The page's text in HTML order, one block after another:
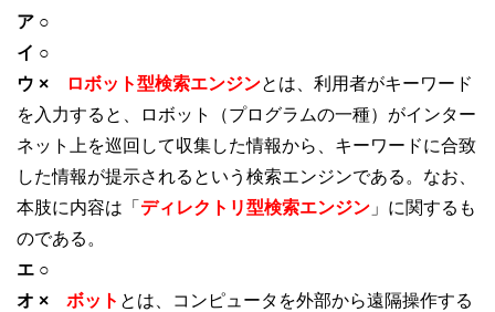
ア ○
イ ○
ウ ×
ロボット型検索エンジンとは、利用者がキーワード
を入力すると、ロボット（プログラムの一種）がインター
ネット上を巡回して収集した情報から、キーワードに合致
した情報が提示されるという検索エンジンである。なお、
本肢に内容は「 ディレクトリ型検索エンジン 」に関するも
のである。
エ ○
オ ×
ボット とは、コンピュータを外部から遠隔操作する